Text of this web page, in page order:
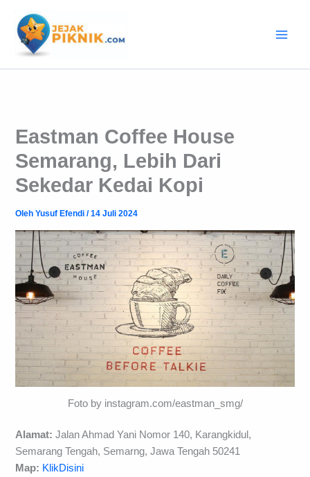
konten
Eastman Coffee House
Semarang, Lebih Dari
Sekedar Kedai Kopi
OlehYusuf Efendi/14 Juli 2024
Foto by instagram.com/eastman_smg/
Alamat: Jalan Ahmad Yani Nomor 140, Karangkidul,
Semarang Tengah, Semarng, Jawa Tengah 50241
Map: KlikDisini